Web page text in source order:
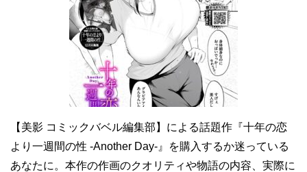
【美影 コミックバベル編集部】による話題作『十年の恋
より一週間の性 -Another Day-』を購入するか迷っている
あなたに。本作の作画のクオリティや物語の内容、実際に